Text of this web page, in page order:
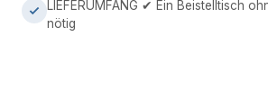
LIEFERUMFANG ✔ Ein Beistelltisch
nötig